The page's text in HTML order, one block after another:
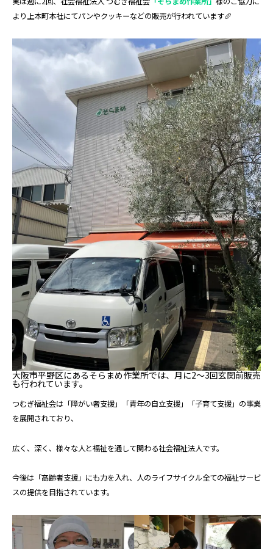
より上本町本社にてパンやクッキーなどの販売が行われています🥖
大阪市平野区にあるそらまめ作業所では、月に2～3回玄関前販売
も行われています。
つむぎ福祉会は「障がい者支援」「青年の自立支援」「子育て支援」の事業
を展開されており、
広く、深く、様々な人と福祉を通して関わる社会福祉法人です。
今後は「高齢者支援」にも力を入れ、人のライフサイクル全ての福祉サービ
スの提供を目指されています。